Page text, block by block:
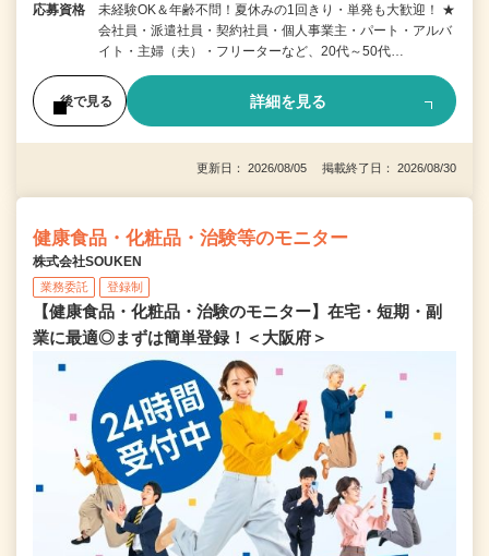
応募資格
未経験OK＆年齢不問！夏休みの1回きり・単発も大歓迎！ ★
会社員・派遣社員・契約社員・個人事業主・パート・アルバ
イト・主婦（夫）・フリーターなど、20代～50代…
後で見る 詳細を見る
更新日： 2026/08/05 掲載終了日： 2026/08/30
健康食品・化粧品・治験等のモニター
株式会社SOUKEN
業務委託 登録制
【健康食品・化粧品・治験のモニター】在宅・短期・副
業に最適◎まずは簡単登録！＜大阪府＞